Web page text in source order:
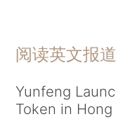
阅读英文报道
Yunfeng
Token in Hong